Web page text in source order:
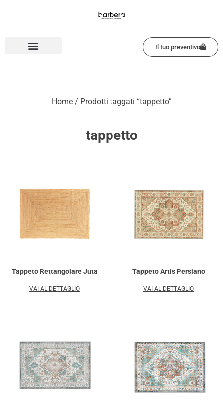
Il tuo preventivo
Home/ Prodotti taggati “tappetto”
tappetto
Tappeto Rettangolare Juta
VAI AL DETTAGLIO
Tappeto Artis Persiano
VAI AL DETTAGLIO